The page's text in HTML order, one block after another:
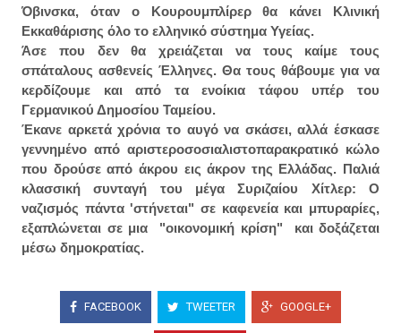
Όβινσκα, όταν ο Κουρουμπλίρερ θα κάνει Κλινική
Εκκαθάρισης όλο το ελληνικό σύστημα Υγείας.
Άσε που δεν θα χρειάζεται να τους καίμε τους
σπάταλους ασθενείς Έλληνες. Θα τους θάβουμε για να
κερδίζουμε και από τα ενοίκια τάφου υπέρ του
Γερμανικού Δημοσίου Ταμείου.
Έκανε αρκετά χρόνια το αυγό να σκάσει, αλλά έσκασε
γεννημένο από αριστεροσοσιαλιστοπαρακρατικό κώλο
που δρούσε από άκρου εις άκρον της Ελλάδας. Παλιά
κλασσική συνταγή του μέγα Συριζαίου Χίτλερ: Ο
ναζισμός πάντα 'στήνεται" σε καφενεία και μπυραρίες,
εξαπλώνεται σε μια "οικονομική κρίση" και δοξάζεται
μέσω δημοκρατίας.
FACEBOOK TWEETER GOOGLE+